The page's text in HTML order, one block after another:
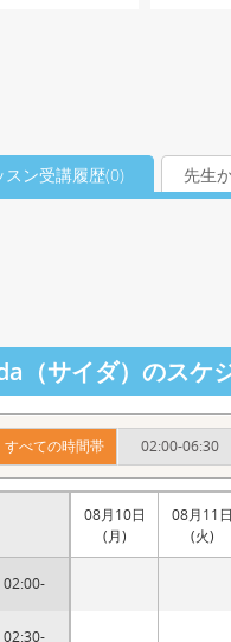
スン受講履歴(0) 先生
（サイダ）のスケ
すべての時間帯 02:00-06:30
02:00-
02:30-
08月10日
(月)
08月11日
(火)